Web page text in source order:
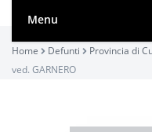
Menu
Home Defunti Provincia di
ved. GARNERO
Busca, Chiesa
Assunta